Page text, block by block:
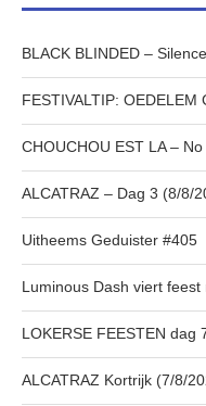
BLACK BLINDED –
FESTIVALTIP: OEDELEM
CHOUCHOU EST LA –
ALCATRAZ – Dag 3 (8/8/
Uitheems Geduister #405
Luminous Dash viert
LOKERSE FEESTEN dag
ALCATRAZ Kortrijk (7/8/